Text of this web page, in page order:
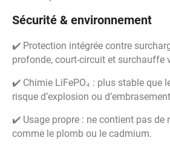
Sécurité & environnement
✔️ Protection intégrée contre
profonde, court-circuit et surchauffe
✔️ Chimie LiFePO₄ : plus stable que
risque d’explosion ou
✔️ Usage propre : ne contient pas de
comme le plomb ou le cadmium.